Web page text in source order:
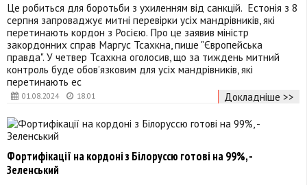
01.08.2024 18:01
Це робиться для боротьби з ухиленням від санкцій. Естонія з 8
серпня запроваджує митні перевірки усіх мандрівників, які
перетинають кордон з Росією. Про це заявив міністр
закордонних справ Маргус Тсахкна, пише "Європейська
правда". У четвер Тсахкна оголосив, що за тиждень митний
контроль буде обов’язковим для усіх мандрівників, які
перетинають ес
Докладніше >>
Фортифікації на кордоні з Білоруссю готові на 99%, -
Зеленський